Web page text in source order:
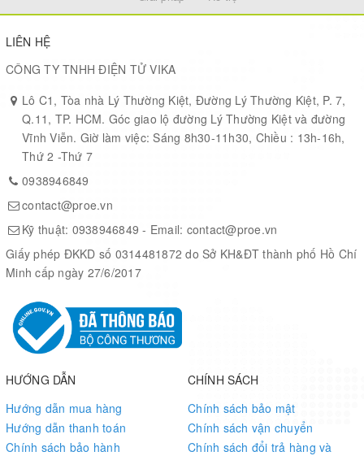
Commonly used peripherals such as MIPI-CSI, MIPI-DSI, USB 2.0
OTG, Ethernet, SDIO 3.0 TF card slot, microphone, speaker
header and RTC battery header, etc.
Adtaping 2*20 GPIO headers with 28 x remaining programmable
Security features: Secure Boot, Flash Encryption, cryptographic
accelerators, and TRNG. Additionally, hardware access protection
mechanisms help to enable Access Permission Management and
Privilege Separation
Kit Selection
Kit Connection Examples
LIÊN HỆ
CÔNG TY TNHH ĐIỆN TỬ VIKA
Lô C1, Tòa nhà Lý Thường Kiệt, Đường Lý Thường Kiệt, P. 7,
Q.11, TP. HCM. Góc giao lộ đường Lý Thường Kiệt và đường
Vĩnh Viễn. Giờ làm việc: Sáng 8h30-11h30, Chiều : 13h-16h,
Thứ 2 -Thứ 7
0938946849
contact@proe.vn
Kỹ thuật: 0938946849 - Email: contact@proe.vn
Giấy phép ĐKKD số 0314481872 do Sở KH&ĐT thành phố Hồ Chí
Minh cấp ngày 27/6/2017
HƯỚNG DẪN
Hướng dẫn mua hàng
Hướng dẫn thanh toán
Chính sách bảo hành
CHÍNH SÁCH
Chính sách bảo mật
Chính sách vận chuyển
Chính sách đổi trả hàng và